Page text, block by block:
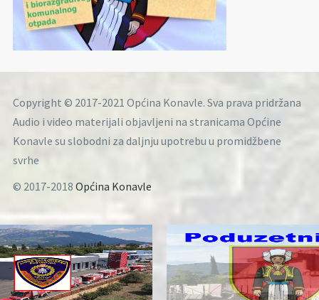
Copyright © 2017-2021 Općina Konavle. Sva prava pridržana
Audio i video materijali objavljeni na stranicama Općine
Konavle su slobodni za daljnju upotrebu u promidžbene
svrhe
© 2017-2018 Općina Konavle